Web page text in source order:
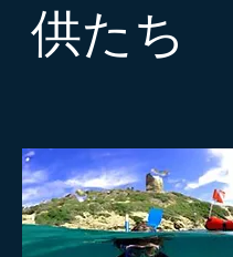
供たち